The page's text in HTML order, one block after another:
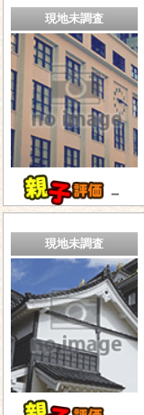
現地未調査
－
現地未調査